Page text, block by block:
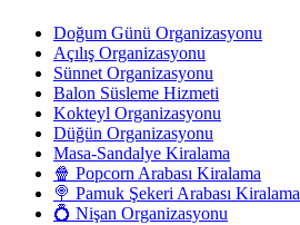
Doğum Günü Organizasyonu
Açılış Organizasyonu
Sünnet Organizasyonu
Balon Süsleme Hizmeti
Kokteyl Organizasyonu
Düğün Organizasyonu
Masa-Sandalye Kiralama
🍿 Popcorn Arabası Kiralama
🍭 Pamuk Şekeri Arabası Kiralama
💍 Nişan Organizasyonu